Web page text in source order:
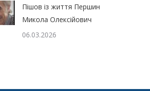
Пішов із життя Першин
Микола Олексійович
06.03.2026